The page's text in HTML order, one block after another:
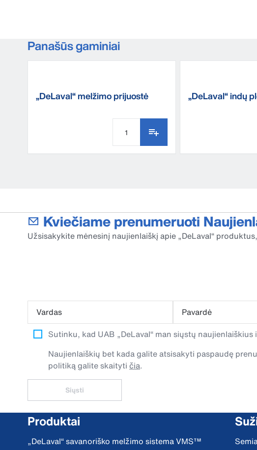
Panašūs gaminiai
„DeLaval“ melžimo prijuostė „DeLaval“ indų
Kviečiame prenumeruoti
Užsisakykite mėnesinį naujienlaiškį apie „DeLaval“
Vardas Pavardė
Sutinku, kad UAB „DeLaval“ man siųstų
Naujienlaiškių bet kada galite atsisakyti paspaudę
politiką galite skaityti čia.
Siųsti
Produktai
„DeLaval“ savanoriško melžimo sistema VMS™